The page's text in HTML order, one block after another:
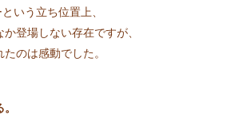
いう立ち位置上、
登場しない存在ですが、
のは感動でした。